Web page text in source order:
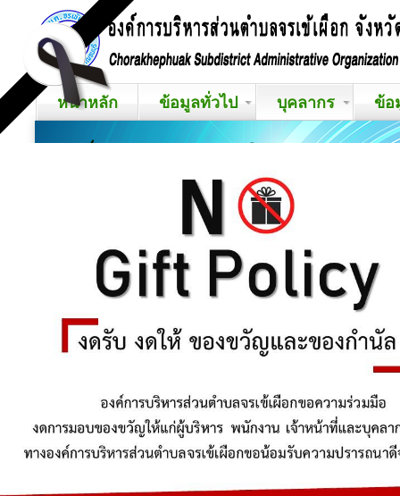
หน้าหลัก ข้อมูลทั่วไป บุคลากร ข้อ